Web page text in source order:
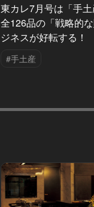
東カレ7月号は「手土
全126品の「戦略的
ジネスが好転する！
#手土産